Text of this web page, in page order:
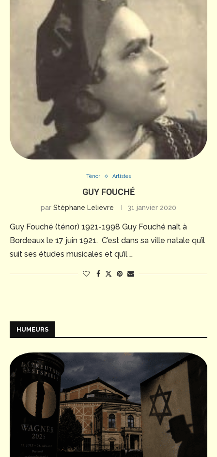
Ténor Artistes
GUY FOUCHÉ
par Stéphane Lelièvre 31 janvier 2020
Guy Fouché (ténor) 1921-1998 Guy Fouché naît à
Bordeaux le 17 juin 1921. C’est dans sa ville natale qu’il
suit ses études musicales et qu’il …
HUMEURS